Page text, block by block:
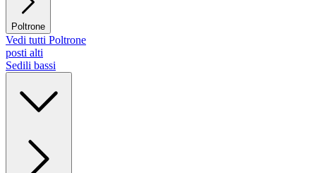
Poltrone
Vedi tutti Poltrone
posti alti
Sedili bassi